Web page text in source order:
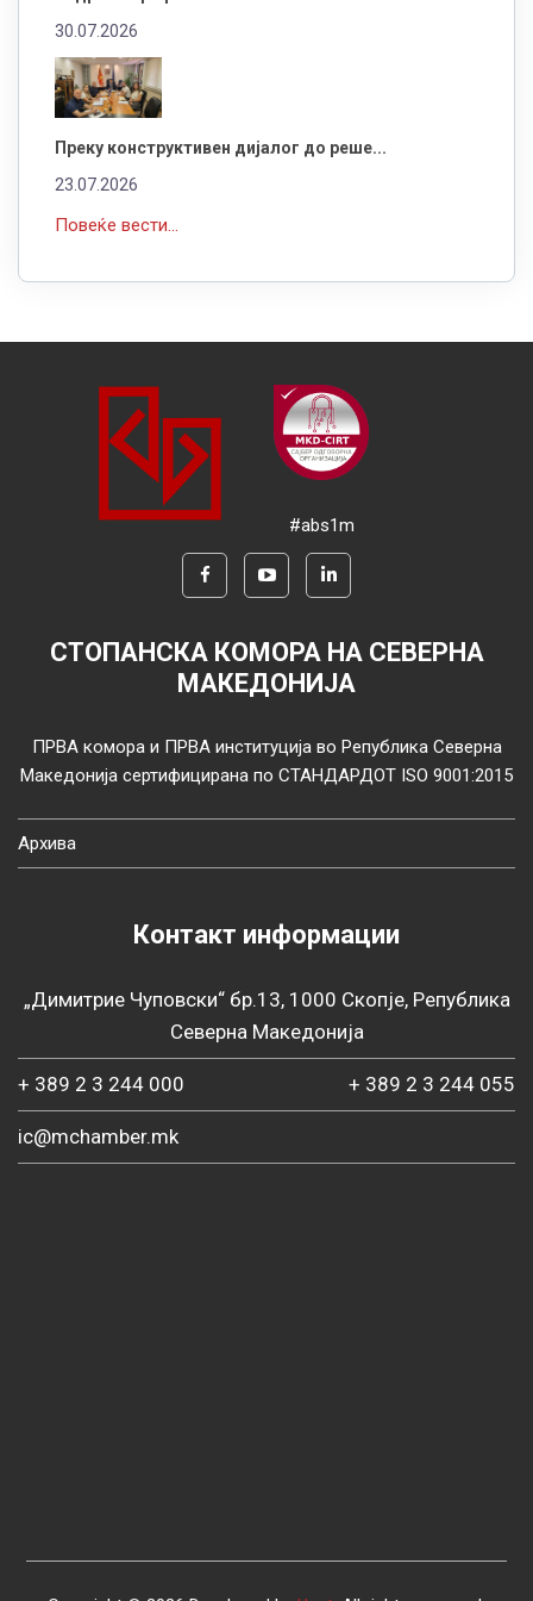
30.07.2026
Преку конструктивен дијалог до реше...
23.07.2026
Повеќе вести...
#abs1m
СТОПАНСКА КОМОРА НА СЕВЕРНА
МАКЕДОНИЈА
ПРВА комора и ПРВА институција во Република Северна
Македонија сертифицирана по СТАНДАРДОТ ISO 9001:2015
Архива
Контакт информации
„Димитрие Чуповски“ бр.13, 1000 Скопје, Република
Северна Македонија
+ 389 2 3 244 000 + 389 2 3 244 055
ic@mchamber.mk